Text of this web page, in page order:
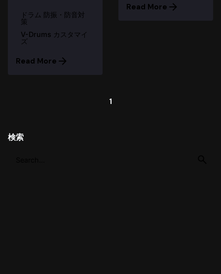
ドラム 防振・防音対
策
V-Drums カスタマイ
ズ
Read More
Read More
1
検索